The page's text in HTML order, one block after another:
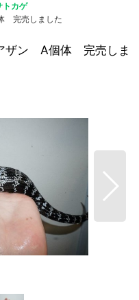
トカゲ
完売しました
ザン A個体 完売しま